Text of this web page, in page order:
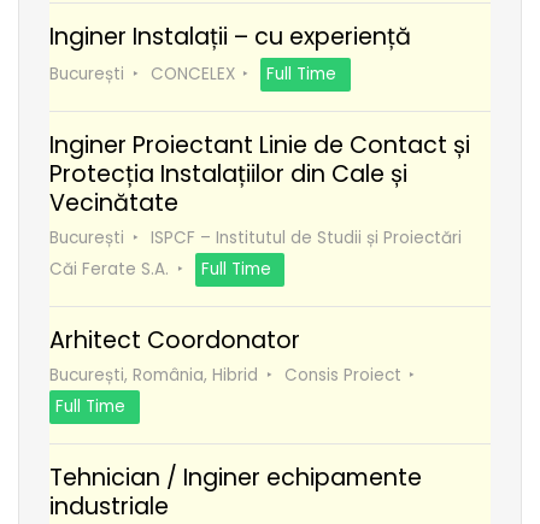
Inginer Instalații – cu experiență
București CONCELEX Full Time
Inginer Proiectant Linie de Contact și
Protecția Instalațiilor din Cale și
Vecinătate
București
ISPCF – Institutul de Studii și Proiectări
Căi Ferate S.A.
Full Time
Arhitect Coordonator
București, România, Hibrid
Consis Proiect
Full Time
Tehnician / Inginer echipamente
industriale